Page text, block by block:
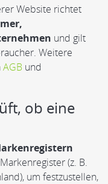
Website richtet
und gilt
Weitere
AGB und
ob eine
(z. B.
um festzustellen,